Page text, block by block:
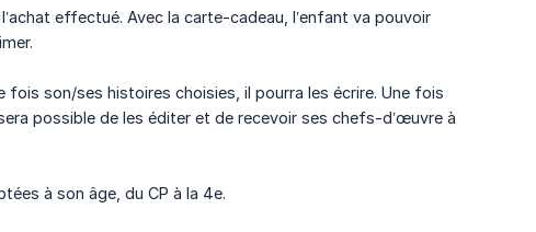
effectué. Avec la carte-cadeau, l’enfant va pouvoir
fois son/ses histoires choisies, il pourra les écrire. Une fois
possible de les éditer et de recevoir ses chefs-d’œuvre à
à son âge, du CP à la 4e.